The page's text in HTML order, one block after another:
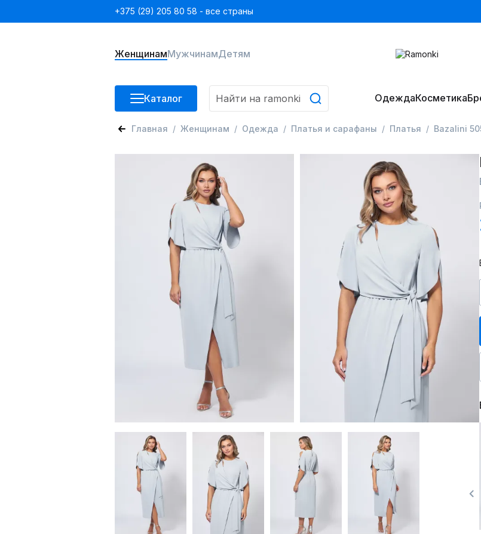
+375 (29) 205 80 58 - все страны
ЖенщинамМужчинамДетям
Каталог ОдеждаКосметика
Главная Женщинам Одежда Платья и сарафаны Платья Bazalini